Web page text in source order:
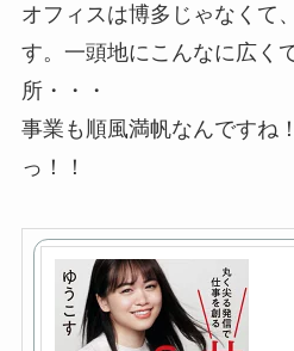
オフィスは博多じゃなくて
す。一頭地にこんなに広く
所・・・
事業も順風満帆なんですね
っ！！